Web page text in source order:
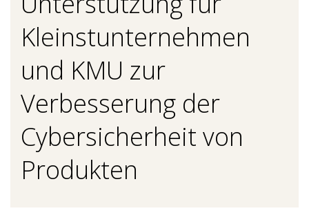
Kleinstunternehmen
und KMU zur
Verbesserung der
Cybersicherheit von
Produkten